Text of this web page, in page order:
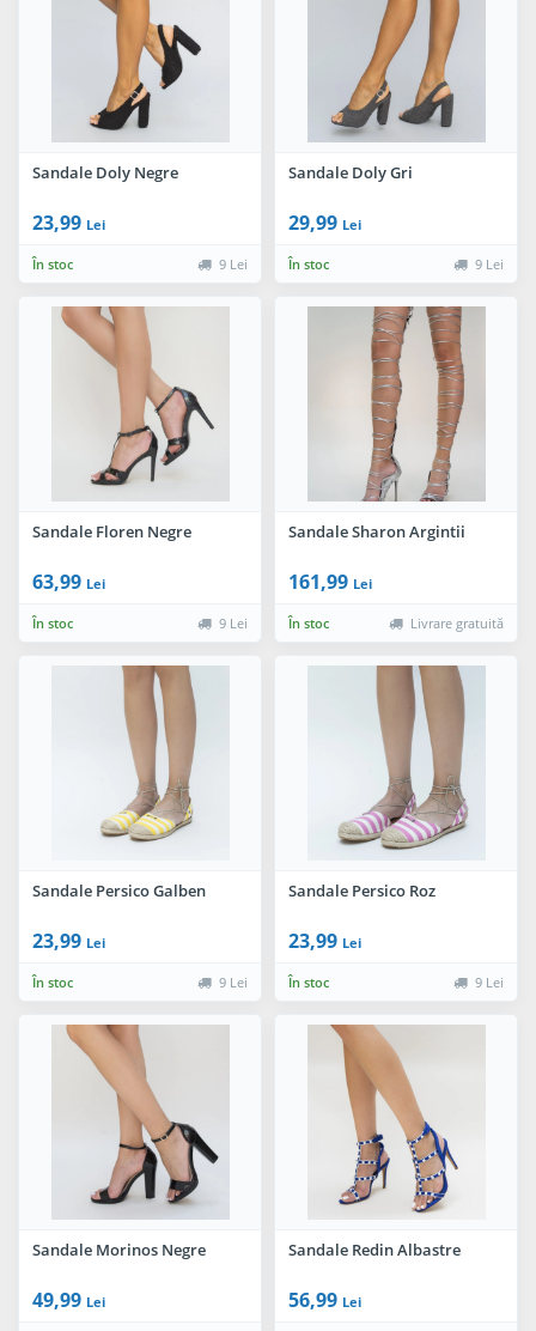
Sandale Doly Negre
23,99 Lei
În stoc 9 Lei
Sandale Doly Gri
29,99 Lei
În stoc 9 Lei
Sandale Floren Negre
63,99 Lei
În stoc 9 Lei
Sandale Sharon Argintii
161,99 Lei
În stoc Livrare gratuită
Sandale Persico Galben
23,99 Lei
În stoc 9 Lei
Sandale Persico Roz
23,99 Lei
În stoc 9 Lei
Sandale Morinos Negre
49,99 Lei
Sandale Redin Albastre
56,99 Lei